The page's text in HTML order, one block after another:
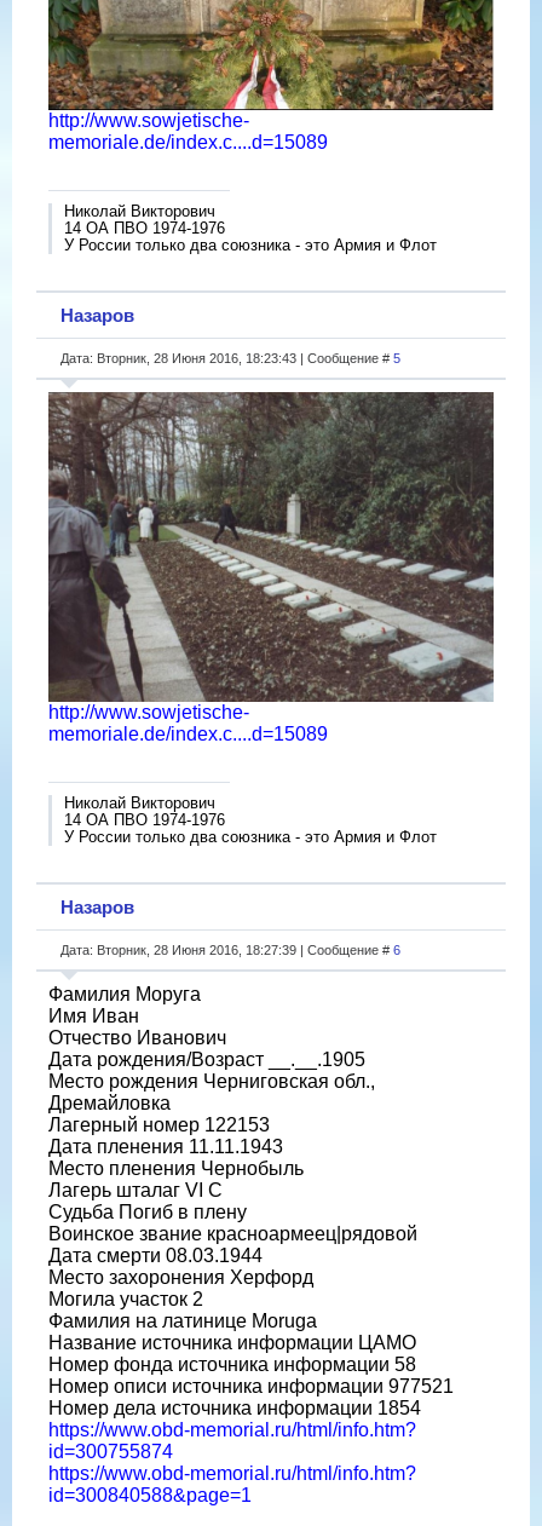
http://www.sowjetische-
memoriale.de/index.c....d=15089
Николай Викторович
14 ОА ПВО 1974-1976
У России только два союзника - это Армия и Флот
Назаров
Дата: Вторник, 28 Июня 2016, 18:23:43 | Сообщение # 5
http://www.sowjetische-
memoriale.de/index.c....d=15089
Николай Викторович
14 ОА ПВО 1974-1976
У России только два союзника - это Армия и Флот
Назаров
Дата: Вторник, 28 Июня 2016, 18:27:39 | Сообщение # 6
Фамилия Моруга
Имя Иван
Отчество Иванович
Дата рождения/Возраст __.__.1905
Место рождения Черниговская обл.,
Дремайловка
Лагерный номер 122153
Дата пленения 11.11.1943
Место пленения Чернобыль
Лагерь шталаг VI C
Судьба Погиб в плену
Воинское звание красноармеец|рядовой
Дата смерти 08.03.1944
Место захоронения Херфорд
Могила участок 2
Фамилия на латинице Moruga
Название источника информации ЦАМО
Номер фонда источника информации 58
Номер описи источника информации 977521
Номер дела источника информации 1854
https://www.obd-memorial.ru/html/info.htm?
id=300755874
https://www.obd-memorial.ru/html/info.htm?
id=300840588&page=1